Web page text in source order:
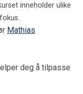
inneholder ulike
Mathias
deg å tilpasse